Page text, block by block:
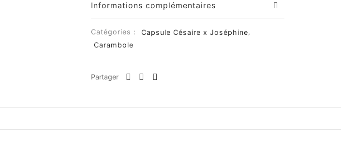
Informations complémentaires
Catégories : Capsule Césaire x Joséphine,
Carambole
Partager